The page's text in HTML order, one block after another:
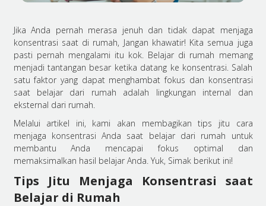
Jika Anda pernah merasa jenuh dan tidak dapat menjaga
konsentrasi saat di rumah, Jangan khawatir! Kita semua juga
pasti pernah mengalami itu kok. Belajar di rumah memang
menjadi tantangan besar ketika datang ke konsentrasi. Salah
satu faktor yang dapat menghambat fokus dan konsentrasi
saat belajar dari rumah adalah lingkungan internal dan
eksternal dari rumah.
Melalui artikel ini, kami akan membagikan tips jitu cara
menjaga konsentrasi Anda saat belajar dari rumah untuk
membantu Anda mencapai fokus optimal dan
memaksimalkan hasil belajar Anda. Yuk, Simak berikut ini!
Tips Jitu Menjaga Konsentrasi saat
Belajar di Rumah